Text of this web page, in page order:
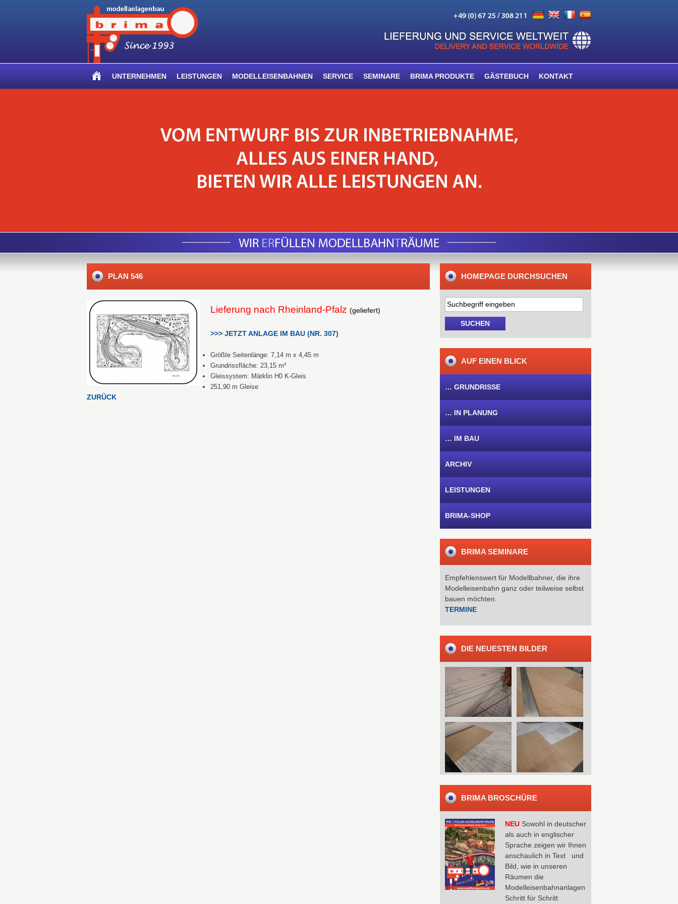
UNTERNEHMEN LEISTUNGEN MODELLEISENBAHNEN SERVICE SEMINARE BRIMA PRODUKTE GÄSTEBUCH KONTAKT
PLAN 546
Lieferung nach Rheinland-Pfalz (geliefert)
>>> JETZT ANLAGE IM BAU (NR. 307)
Größte Seitenlänge: 7,14 m x 4,45 m
Grundrissfläche: 23,15 m²
Gleissystem: Märklin H0 K-Gleis
251,90 m Gleise
ZURÜCK
HOMEPAGE DURCHSUCHEN
AUF EINEN BLICK
… GRUNDRISSE
… IN PLANUNG
… IM BAU
ARCHIV
LEISTUNGEN
BRIMA-SHOP
BRIMA SEMINARE
Empfehlenswert für Modellbahner, die ihre
Modelleisenbahn ganz oder teilweise selbst
bauen möchten.
TERMINE
DIE NEUESTEN BILDER
BRIMA BROSCHÜRE
NEU Sowohl in deutscher
als auch in englischer
Sprache zeigen wir Ihnen
anschaulich in Text und
Bild, wie in unseren
Räumen die
Modelleisenbahnanlagen
Schritt für Schritt